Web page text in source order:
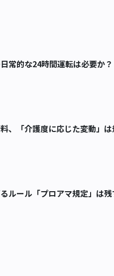
常的な24時間運転は必要か？
、「介護度に応じた変動」は
ルール「プロアマ規定」は